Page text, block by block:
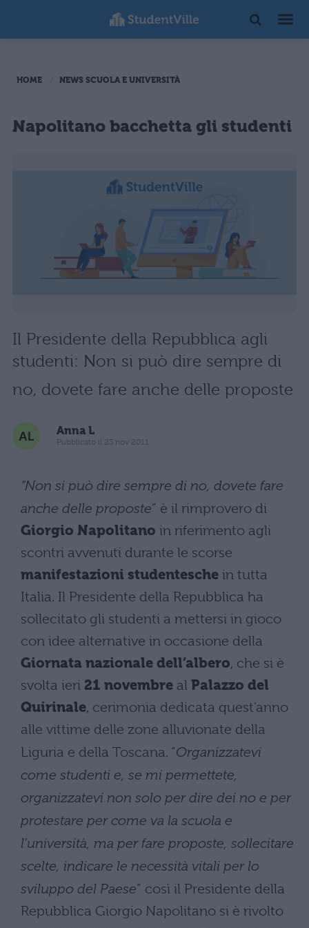
HOME NEWS SCUOLA E UNIVERSITÀ
Napolitano bacchetta gli studenti
Il Presidente della Repubblica agli
studenti: Non si può dire sempre di
no, dovete fare anche delle proposte
Anna L
Pubblicato il 23 nov 2011
“Non si può dire sempre di no, dovete fare
anche delle proposte” è il rimprovero di
Giorgio Napolitano in riferimento agli
scontri avvenuti durante le scorse
manifestazioni studentesche in tutta
Italia. Il Presidente della Repubblica ha
sollecitato gli studenti a mettersi in gioco
con idee alternative in occasione della
Giornata nazionale dell’albero, che si è
svolta ieri 21 novembre al Palazzo del
Quirinale, cerimonia dedicata quest'anno
alle vittime delle zone alluvionate della
Liguria e della Toscana. “Organizzatevi
come studenti e, se mi permettete,
organizzatevi non solo per dire dei no e per
protestare per come va la scuola e
l'università, ma per fare proposte, sollecitare
scelte, indicare le necessità vitali per lo
sviluppo del Paese” così il Presidente della
Repubblica Giorgio Napolitano si è rivolto